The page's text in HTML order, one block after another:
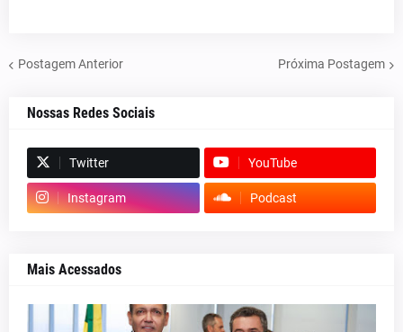
Postagem Anterior Próxima Postagem
Nossas Redes Sociais
Twitter YouTube
Instagram Podcast
Mais Acessados